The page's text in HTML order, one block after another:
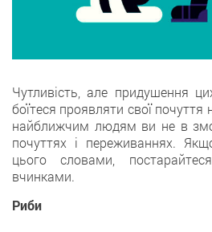
Чутливість, але придушення
боїтеся проявляти свої почуття
найближчим людям ви не в
почуттях і переживаннях.
цього словами,
вчинками.
Риби